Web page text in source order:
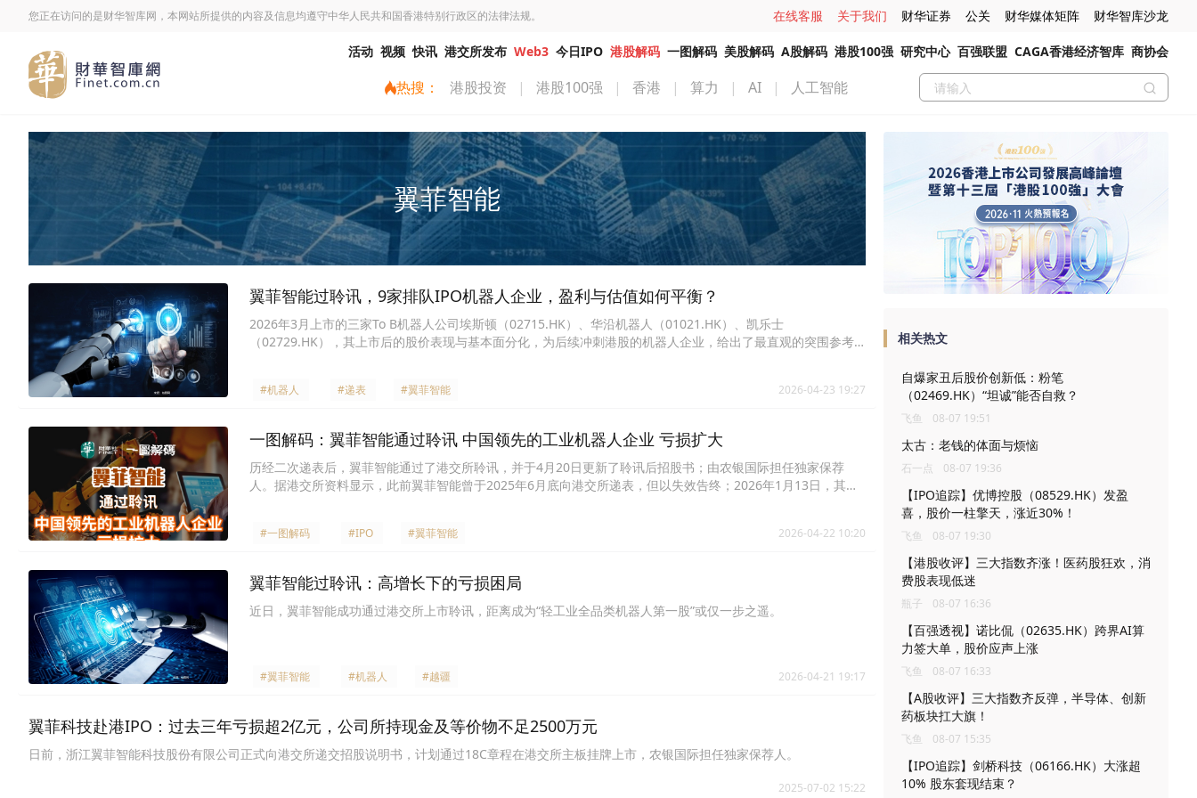
您正在访问的是财华智库网，本网站所提供的内容及信息均遵守中华人民共和国香港特别行政区的法律法规。 在线客服 关于我们 财华证券 公关 财华媒体矩阵 财华智库沙龙
活动 视频 快讯 港交所发布 Web3 今日IPO 港股解码 一图解码 美股解码 A股解码 港股100强 研究中心 百强联盟 CAGA香港经济智库 商协会
热搜： 港股投资 | 港股100强 | 香港 | 算力 | AI | 人工智能
翼菲智能
翼菲智能过聆讯，9家排队IPO机器人企业，盈利与估值如何平衡？
2026年3月上市的三家To B机器人公司埃斯顿（02715.HK）、华沿机器人（01021.HK）、凯乐士
（02729.HK），其上市后的股价表现与基本面分化，为后续冲刺港股的机器人企业，给出了最直观的突围参考
#机器人 #递表 #翼菲智能 2026-04-23 19:27
一图解码：翼菲智能通过聆讯 中国领先的工业机器人企业 亏损扩大
历经二次递表后，翼菲智能通过了港交所聆讯，并于4月20日更新了聆讯后招股书；由农银国际担任独家保荐
人。据港交所资料显示，此前翼菲智能曾于2025年6月底向港交所递表，但以失效告终；2026年1月13日，其再
#一图解码 #IPO #翼菲智能 2026-04-22 10:20
翼菲智能过聆讯：高增长下的亏损困局
近日，翼菲智能成功通过港交所上市聆讯，距离成为“轻工业全品类机器人第一股”或仅一步之遥。
#翼菲智能 #机器人 #越疆 2026-04-21 19:17
翼菲科技赴港IPO：过去三年亏损超2亿元，公司所持现金及等价物不足2500万元
日前，浙江翼菲智能科技股份有限公司正式向港交所递交招股说明书，计划通过18C章程在港交所主板挂牌上市，农银国际担任独家保荐人。
2025-07-02 15:22
相关热文
自爆家丑后股价创新低：粉笔
（02469.HK）“坦诚”能否自救？
飞鱼 08-07 19:51
太古：老钱的体面与烦恼
石一点 08-07 19:36
【IPO追踪】优博控股（08529.HK）发盈
喜，股价一柱擎天，涨近30%！
飞鱼 08-07 19:30
【港股收评】三大指数齐涨！医药股狂欢，消
费股表现低迷
瓶子 08-07 16:36
【百强透视】诺比侃（02635.HK）跨界AI算
力签大单，股价应声上涨
飞鱼 08-07 16:33
【A股收评】三大指数齐反弹，半导体、创新
药板块扛大旗！
飞鱼 08-07 15:35
【IPO追踪】剑桥科技（06166.HK）大涨超
10% 股东套现结束？